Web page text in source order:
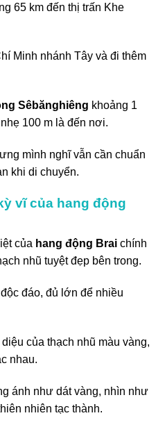
65 km đến thị trấn Khe
Minh nhánh Tây và đi thêm
Sêbănghiêng khoảng 1
100 m là đến nơi.
mình nghĩ vẫn cần chuẩn
khi di chuyển.
vĩ của hang động
của hang động Brai chính
nhũ tuyệt đẹp bên trong.
đáo, đủ lớn để nhiều
của thạch nhũ màu vàng,
nhau.
ánh như dát vàng, nhìn như
nhiên tạc thành.